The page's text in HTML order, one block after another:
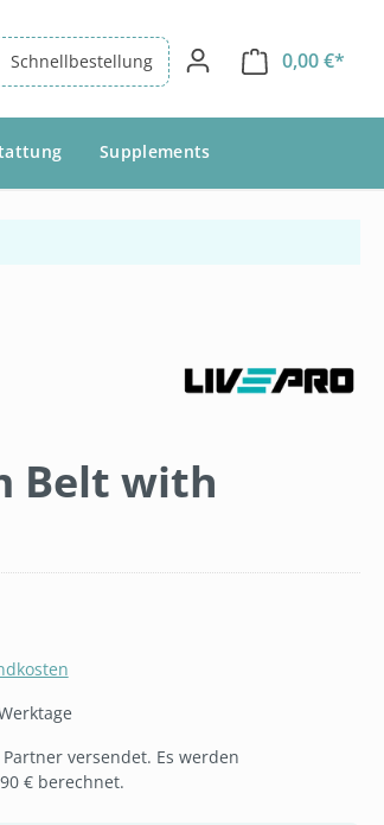
Schnellbestellung 0,00 €*
Supplements
Belt with
versendet. Es werden
€ berechnet.